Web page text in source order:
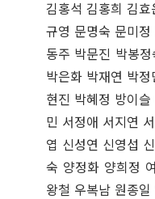
김홍석 김홍희 김
규영 문명숙 문미
동주 박문진 박봉
박은화 박재연 박
현진 박혜정 방이
민 서정애 서지연
엽 신성연 신영섭
숙 양정화 양희정
왕철 우복남 원종